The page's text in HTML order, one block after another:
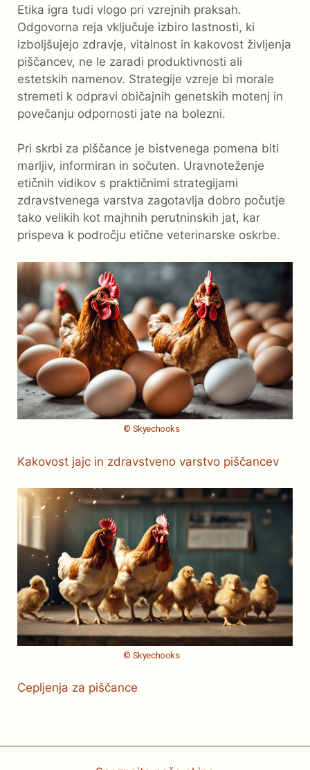
Etika igra tudi vlogo pri vzrejnih praksah.
Odgovorna reja vključuje izbiro lastnosti, ki
izboljšujejo zdravje, vitalnost in kakovost življenja
piščancev, ne le zaradi produktivnosti ali
estetskih namenov. Strategije vzreje bi morale
stremeti k odpravi običajnih genetskih motenj in
povečanju odpornosti jate na bolezni.
Pri skrbi za piščance je bistvenega pomena biti
marljiv, informiran in sočuten. Uravnoteženje
etičnih vidikov s praktičnimi strategijami
zdravstvenega varstva zagotavlja dobro počutje
tako velikih kot majhnih perutninskih jat, kar
prispeva k področju etične veterinarske oskrbe.
© Skyechooks
Kakovost jajc in zdravstveno varstvo piščancev
© Skyechooks
Cepljenja za piščance